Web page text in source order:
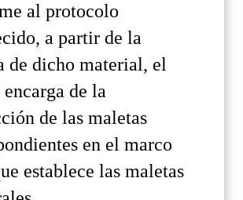
al protocolo
a partir de la
de dicho material, el
de la
de las maletas
en el marco
establece las maletas